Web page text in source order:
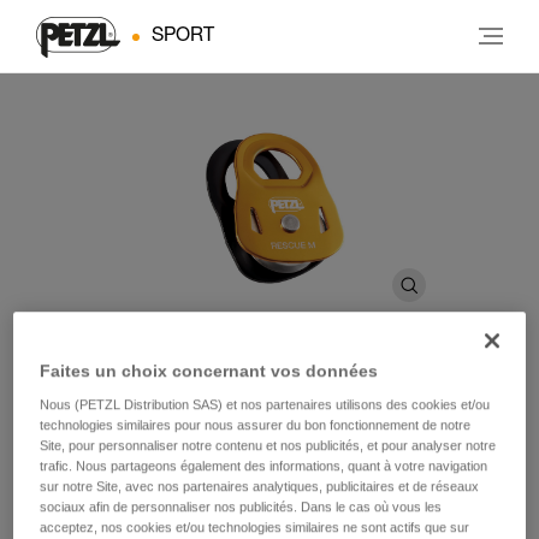
SPORT
RESCUE M
Poulie haute résistance à très haut rendement
La poulie RESCUE M offre un très haut rendement, elle est
Faites un choix concernant vos données
Nous (PETZL Distribution SAS) et nos partenaires utilisons des cookies et/ou
technologies similaires pour nous assurer du bon fonctionnement de notre
Site, pour personnaliser notre contenu et nos publicités, et pour analyser notre
trafic. Nous partageons également des informations, quant à votre navigation
sur notre Site, avec nos partenaires analytiques, publicitaires et de réseaux
sociaux afin de personnaliser nos publicités. Dans le cas où vous les
acceptez, nos cookies et/ou technologies similaires ne sont actifs que sur